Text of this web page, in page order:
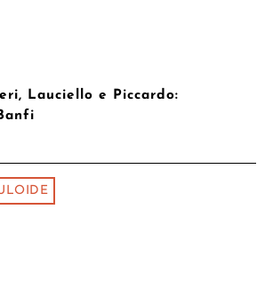
Lauciello e Piccardo: